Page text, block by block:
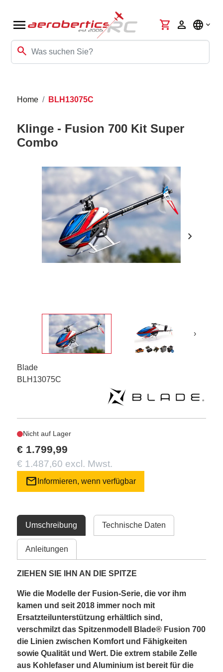
menu
search
shopping_cart person language
Home BLH13075C
Klinge - Fusion 700 Kit Super
Combo
chevron_right
›
Blade
BLH13075C
Nicht auf Lager
€ 1.799,99
€ 1.487,60 excl. Mwst.
mail Informieren, wenn verfügbar
Umschreibung Technische Daten
Anleitungen
ZIEHEN SIE IHN AN DIE SPITZE
Wie die Modelle der Fusion-Serie, die vor ihm
kamen und seit 2018 immer noch mit
Ersatzteilunterstützung erhältlich sind,
verschmilzt das Spitzenmodell Blade® Fusion 700
die Linien zwischen Komfort und Fähigkeiten
sowie Qualität und Wert. Die extrem stabile Zelle
aus Kohlefaser und Aluminium ist bereit für die